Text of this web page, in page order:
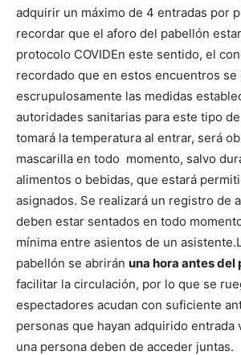
adquirir un máximo de 4 entradas por
recordar que el aforo del pabellón
protocolo COVIDEn este sentido, el
recordado que en estos encuentros se
escrupulosamente las medidas
autoridades sanitarias para este tipo
tomará la temperatura al entrar, será
mascarilla en todo momento, salvo
alimentos o bebidas, que estará
asignados. Se realizará un registro de
deben estar sentados en todo
mínima entre asientos de un asistente.
pabellón se abrirán una hora antes del
facilitar la circulación, por lo que se
espectadores acudan con suficiente
personas que hayan adquirido entrada
una persona deben de acceder juntas.